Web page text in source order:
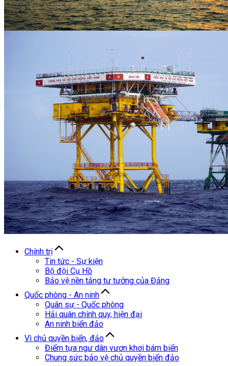
Chính trị
Tin tức - Sự kiện
Bộ đội Cụ Hồ
Bảo vệ nền tảng tư tưởng của Đảng
Quốc phòng - An ninh
Quân sự - Quốc phòng
Hải quân chính quy, hiện đại
An ninh biển đảo
Vì chủ quyền biển, đảo
Điểm tựa ngư dân vươn khơi bám biển
Chung sức bảo vệ chủ quyền biển đảo